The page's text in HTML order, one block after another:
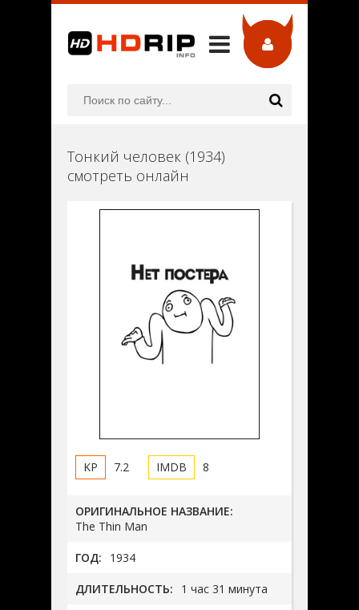
Тонкий человек (1934)
смотреть онлайн
7.2 8
ОРИГИНАЛЬНОЕ НАЗВАНИЕ:
The Thin Man
ГОД: 1934
ДЛИТЕЛЬНОСТЬ: 1 час 31 минута